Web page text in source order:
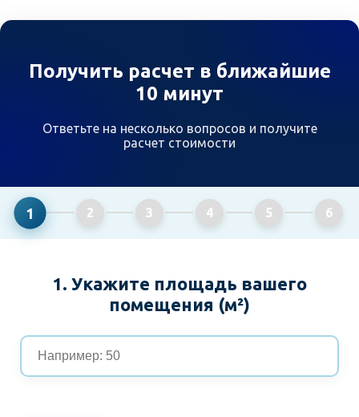
Получить расчет в ближайшие
10 минут
Ответьте на несколько вопросов и получите
расчет стоимости
1 2 3 4 5 6
1. Укажите площадь вашего
помещения (м²)